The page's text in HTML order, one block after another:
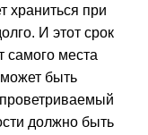
храниться при
И этот срок
самого места
быть
должно быть